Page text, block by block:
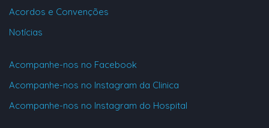
Acordos e Convenções
Notícias
Acompanhe-nos no Facebook
Acompanhe-nos no Instagram da Clinica
Acompanhe-nos no Instagram do Hospital